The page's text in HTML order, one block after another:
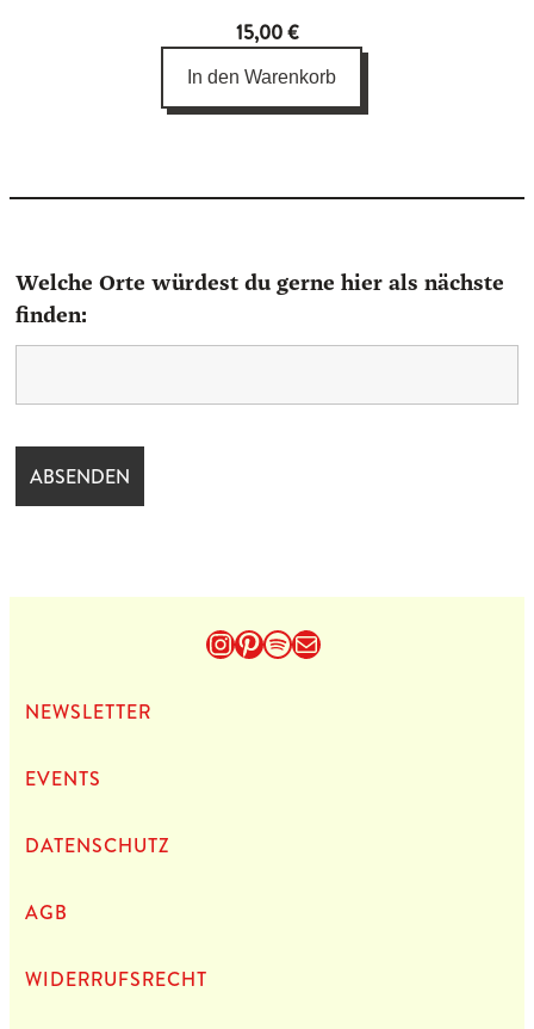
15,00€
In den Warenkorb
Welche Orte würdest du gerne hier als nächste
finden:
Instagram
Pinterest
Spotify
E-Mail
NEWS­LET­TER
EVENTS
DATEN­SCHUTZ
AGB
WIDERRUFSRECHT